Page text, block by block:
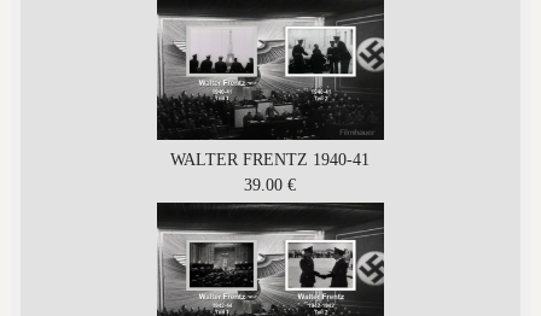
WALTER FRENTZ 1940-41
39.00 €